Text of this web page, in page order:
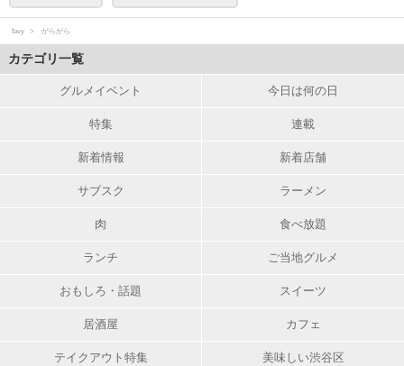
favy がらがら
カテゴリ一覧
グルメイベント 今日は何の日
特集 連載
新着情報 新着店舗
サブスク ラーメン
肉 食べ放題
ランチ ご当地グルメ
おもしろ・話題 スイーツ
居酒屋 カフェ
テイクアウト特集 美味しい渋谷区